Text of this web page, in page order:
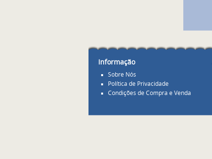
Informação
Sobre Nós
Política de Privacidade
Condições de Compra e Venda